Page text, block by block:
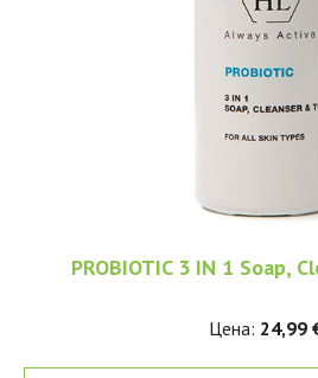
PROBIOTIC 3 IN 1 Soap,
Цена: 24,99